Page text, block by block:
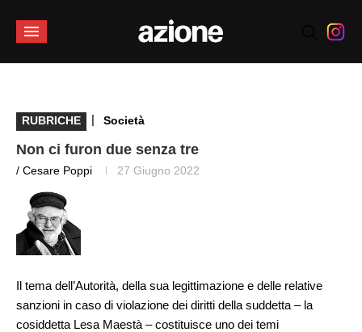
RUBRICHE | Società
Non ci furon due senza tre
/ Cesare Poppi 27 Giugno 2022
Il tema dell’Autorità, della sua legittimazione e delle relative
sanzioni in caso di violazione dei diritti della suddetta – la
cosiddetta Lesa Maestà – costituisce uno dei temi